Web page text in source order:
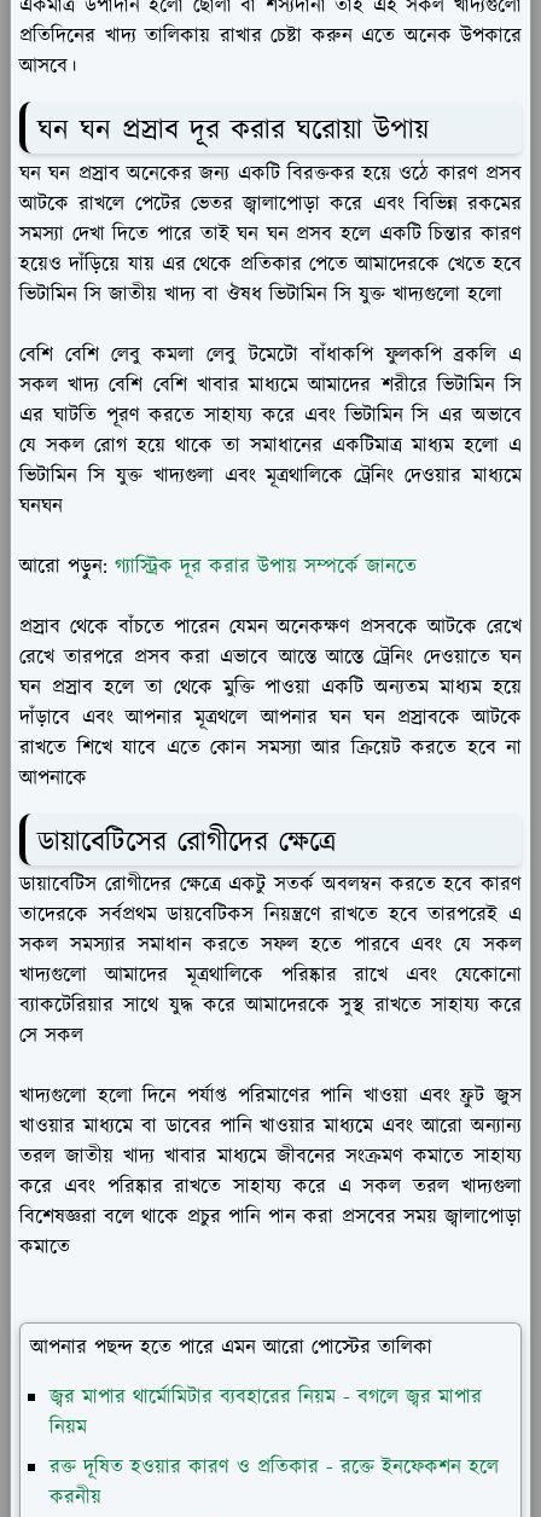
প্রতিদিনের খাদ্য তালিকায় রাখার চেষ্টা করুন এতে অনেক উপকারে
আসবে।
ঘন ঘন প্রস্রাব দূর করার ঘরোয়া উপায়
ঘন ঘন প্রস্রাব অনেকের জন্য একটি বিরক্তকর হয়ে ওঠে কারণ প্রসব
আটকে রাখলে পেটের ভেতর জ্বালাপোড়া করে এবং বিভিন্ন রকমের
সমস্যা দেখা দিতে পারে তাই ঘন ঘন প্রসব হলে একটি চিন্তার কারণ
হয়েও দাঁড়িয়ে যায় এর থেকে প্রতিকার পেতে আমাদেরকে খেতে হবে
ভিটামিন সি জাতীয় খাদ্য বা ঔষধ ভিটামিন সি যুক্ত খাদ্যগুলো হলো
বেশি বেশি লেবু কমলা লেবু টমেটো বাঁধাকপি ফুলকপি ব্রকলি এ
সকল খাদ্য বেশি বেশি খাবার মাধ্যমে আমাদের শরীরে ভিটামিন সি
এর ঘাটতি পূরণ করতে সাহায্য করে এবং ভিটামিন সি এর অভাবে
যে সকল রোগ হয়ে থাকে তা সমাধানের একটিমাত্র মাধ্যম হলো এ
ভিটামিন সি যুক্ত খাদ্যগুলা এবং মূত্রথালিকে ট্রেনিং দেওয়ার মাধ্যমে
ঘনঘন
আরো পড়ুন: গ্যাস্ট্রিক দূর করার উপায় সম্পর্কে জানতে
প্রস্রাব থেকে বাঁচতে পারেন যেমন অনেকক্ষণ প্রসবকে আটকে রেখে
রেখে তারপরে প্রসব করা এভাবে আস্তে আস্তে ট্রেনিং দেওয়াতে ঘন
ঘন প্রস্রাব হলে তা থেকে মুক্তি পাওয়া একটি অন্যতম মাধ্যম হয়ে
দাঁড়াবে এবং আপনার মূত্রথলে আপনার ঘন ঘন প্রস্রাবকে আটকে
রাখতে শিখে যাবে এতে কোন সমস্যা আর ক্রিয়েট করতে হবে না
আপনাকে
ডায়াবেটিসের রোগীদের ক্ষেত্রে
ডায়াবেটিস রোগীদের ক্ষেত্রে একটু সতর্ক অবলম্বন করতে হবে কারণ
তাদেরকে সর্বপ্রথম ডায়বেটিকস নিয়ন্ত্রণে রাখতে হবে তারপরেই এ
সকল সমস্যার সমাধান করতে সফল হতে পারবে এবং যে সকল
খাদ্যগুলো আমাদের মূত্রথালিকে পরিষ্কার রাখে এবং যেকোনো
ব্যাকটেরিয়ার সাথে যুদ্ধ করে আমাদেরকে সুস্থ রাখতে সাহায্য করে
সে সকল
খাদ্যগুলো হলো দিনে পর্যাপ্ত পরিমাণের পানি খাওয়া এবং ফ্রুট জুস
খাওয়ার মাধ্যমে বা ডাবের পানি খাওয়ার মাধ্যমে এবং আরো অন্যান্য
তরল জাতীয় খাদ্য খাবার মাধ্যমে জীবনের সংক্রমণ কমাতে সাহায্য
করে এবং পরিষ্কার রাখতে সাহায্য করে এ সকল তরল খাদ্যগুলা
বিশেষজ্ঞরা বলে থাকে প্রচুর পানি পান করা প্রসবের সময় জ্বালাপোড়া
কমাতে
আপনার পছন্দ হতে পারে এমন আরো পোস্টের তালিকা
জ্বর মাপার থার্মোমিটার ব্যবহারের নিয়ম - বগলে জ্বর মাপার
নিয়ম
রক্ত দূষিত হওয়ার কারণ ও প্রতিকার - রক্তে ইনফেকশন হলে
করনীয়